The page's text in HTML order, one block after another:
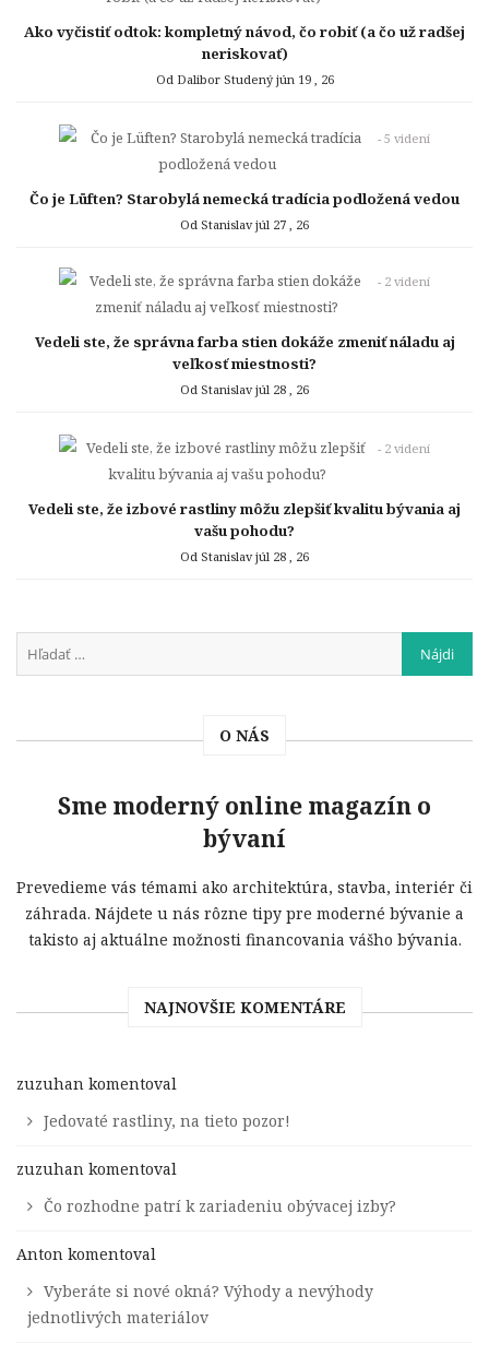
Ako vyčistiť odtok: kompletný návod, čo robiť (a čo už radšej
neriskovať)
Od Dalibor Studený jún 19 , 26
- 5 videní
Čo je Lüften? Starobylá nemecká tradícia podložená vedou
Od Stanislavjúl 27 , 26
- 2 videní
Vedeli ste, že správna farba stien dokáže zmeniť náladu aj
veľkosť miestnosti?
Od Stanislavjúl 28 , 26
- 2 videní
Vedeli ste, že izbové rastliny môžu zlepšiť kvalitu bývania aj
vašu pohodu?
Od Stanislavjúl 28 , 26
O NÁS
Sme moderný online magazín o
bývaní
Prevedieme vás témami ako architektúra, stavba, interiér či
záhrada. Nájdete u nás rôzne tipy pre moderné bývanie a
takisto aj aktuálne možnosti financovania vášho bývania.
NAJNOVŠIE KOMENTÁRE
zuzuhan komentoval
Jedovaté rastliny, na tieto pozor!
zuzuhan komentoval
Čo rozhodne patrí k zariadeniu obývacej izby?
Anton komentoval
Vyberáte si nové okná? Výhody a nevýhody
jednotlivých materiálov